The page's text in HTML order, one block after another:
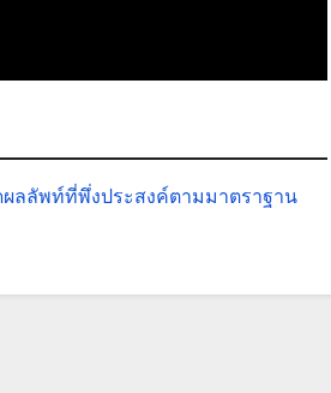
ลลัพท์ที่พึ่งประสงค์ตามมาตราฐาน